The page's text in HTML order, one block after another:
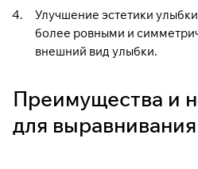
Улучшение эстетики
более ровными и
внешний вид улыбки.
Преимущества и
для